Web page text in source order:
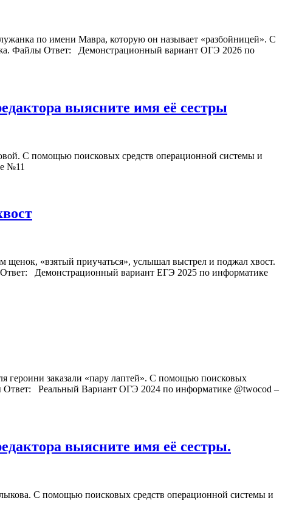
по имени Мавра, которую он называет «разбойницей». С
Файлы Ответ: Демонстрационный вариант ОГЭ 2026 по
выясните имя её сестры
С помощью поисковых средств операционной системы и
№11
щенок, «взятый приучаться», услышал выстрел и поджал хвост.
Ответ: Демонстрационный вариант ЕГЭ 2025 по информатике
героини заказали «пару лаптей». С помощью поисковых
Ответ: Реальный Вариант ОГЭ 2024 по информатике @twocod –
выясните имя её сестры.
С помощью поисковых средств операционной системы и